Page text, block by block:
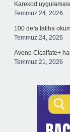
Karekod
Temmuz 24, 2026
100 defa fatiha
Temmuz 24, 2026
Avene Cicalfate+
Temmuz 21, 2026